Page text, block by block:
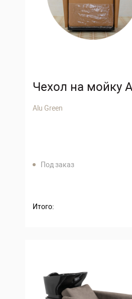
Чехол на мойку
Alu Green
Под заказ
Итого: